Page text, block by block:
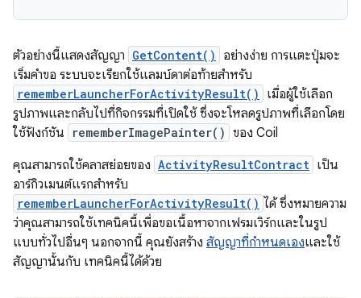
ตัวอย่างนี้แสดงสัญญา GetContent()
อย่างง่าย การแตะปุ่มจะ
เริ่มคำขอ ระบบจะเรียกใช้แลมบ์ดาต่อท้ายสำหรับ
rememberLauncherForActivityResult()
เมื่อผู้ใช้เลือก
รูปภาพและกลับไปที่กิจกรรมที่เปิดใช้ ซึ่งจะโหลดรูปภาพที่เลือกโดย
ใช้ฟังก์ชัน
rememberImagePainter() ของ Coil
คุณสามารถใช้คลาสย่อยของ ActivityResultContract เป็น
อาร์กิวเมนต์แรกสำหรับ
rememberLauncherForActivityResult() ได้ ซึ่งหมายความ
ว่าคุณสามารถใช้เทคนิคนี้เพื่อขอเนื้อหาจากเฟรมเวิร์กและในรูป
แบบทั่วไปอื่นๆ นอกจากนี้ คุณยังสร้าง สัญญาที่กำหนดเองและใช้
สัญญานั้นกับ เทคนิคนี้ได้ด้วย